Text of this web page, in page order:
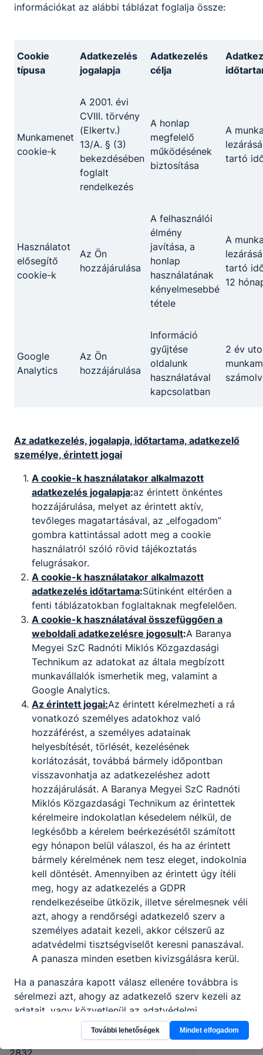
Nemzeti összetartozás napja
június 4.
Rendkívüli felvételi eljárást hirdetünk
Rendkívüli felvételi eljárást hirdetünk
Kazinczy verseny
2026. április
2026. ápr. 29. Vezetőség
Partnereink
Baranya Vármegyei SzC Radnóti
Miklós Közgazdasági Technikum
7633 Pécs, Esztergár L. utca 6.
Teams KRÉTA
+36/72/257-859, +36/70/399-
információkat az alábbi táblázat foglalja össze:
Cookie
típusa
Adatkezelés
jogalapja
Adatkezelés
célja
Munkamenet
cookie-k
A 2001. évi
CVIII. törvény
(Elkertv.)
13/A. § (3)
bekezdésében
foglalt
rendelkezés
A honlap
megfelelő
működésének
biztosítása
A
tartó
Használatot
elősegítő
cookie-k
Az Ön
hozzájárulása
A felhasználói
élmény
javítása, a
honlap
használatának
kényelmesebbé
tétele
A
tartó
12
Google
Analytics
Az Ön
hozzájárulása
Információ
gyűjtése
oldalunk
használatával
kapcsolatban
2 év
Az adatkezelés, jogalapja, időtartama, adatkezelő
személye, érintett jogai
A cookie-k használatakor alkalmazott
adatkezelés jogalapja:az érintett önkéntes
hozzájárulása, melyet az érintett aktív,
tevőleges magatartásával, az „elfogadom”
gombra kattintással adott meg a cookie
használatról szóló rövid tájékoztatás
felugrásakor.
A cookie-k használatakor alkalmazott
adatkezelés időtartama:Sütinként eltérően a
fenti táblázatokban foglaltaknak megfelelően.
A cookie-k használatával összefüggően a
weboldali adatkezelésre jogosult:A Baranya
Megyei SzC Radnóti Miklós Közgazdasági
Technikum az adatokat az általa megbízott
munkavállalók ismerhetik meg, valamint a
Google Analytics.
Az érintett jogai:Az érintett kérelmezheti a rá
vonatkozó személyes adatokhoz való
hozzáférést, a személyes adatainak
helyesbítését, törlését, kezelésének
korlátozását, továbbá bármely időpontban
visszavonhatja az adatkezeléshez adott
hozzájárulását. A Baranya Megyei SzC Radnóti
Miklós Közgazdasági Technikum az érintettek
kérelmeire indokolatlan késedelem nélkül, de
legkésőbb a kérelem beérkezésétől számított
egy hónapon belül válaszol, és ha az érintett
bármely kérelmének nem tesz eleget, indokolnia
kell döntését. Amennyiben az érintett úgy ítéli
meg, hogy az adatkezelés a GDPR
rendelkezéseibe ütközik, illetve sérelmesnek véli
azt, ahogy a rendőrségi adatkezelő szerv a
személyes adatait kezeli, akkor célszerű az
adatvédelmi tisztségviselőt keresni panaszával.
A panasza minden esetben kivizsgálásra kerül.
Ha a panaszára kapott válasz ellenére továbbra is
sérelmezi azt, ahogy az adatkezelő szerv kezeli az
adatait, vagy közvetlenül az adatvédelmi
hatósághoz szeretne fordulni, akkor bejelentéssel
élhet a Nemzeti Adatvédelmi és
Információszabadság Hatósághoz (1055 Budapest,
További lehetőségek Mindet elfogadom